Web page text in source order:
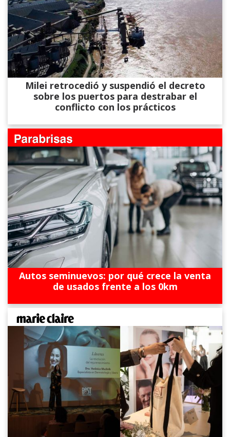
Milei retrocedió y suspendió el decreto
sobre los puertos para destrabar el
conflicto con los prácticos
Autos seminuevos: por qué crece la venta
de usados frente a los 0km